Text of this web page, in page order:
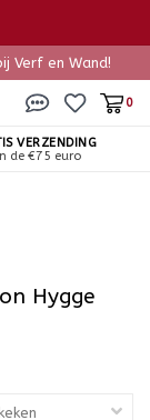
Verf en Wand!
0
VERZENDING
de €75 euro
Hygge